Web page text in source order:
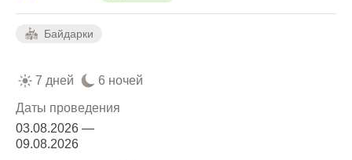
Байдарки
7 дней 6 ночей
Даты проведения
03.08.2026 —
09.08.2026